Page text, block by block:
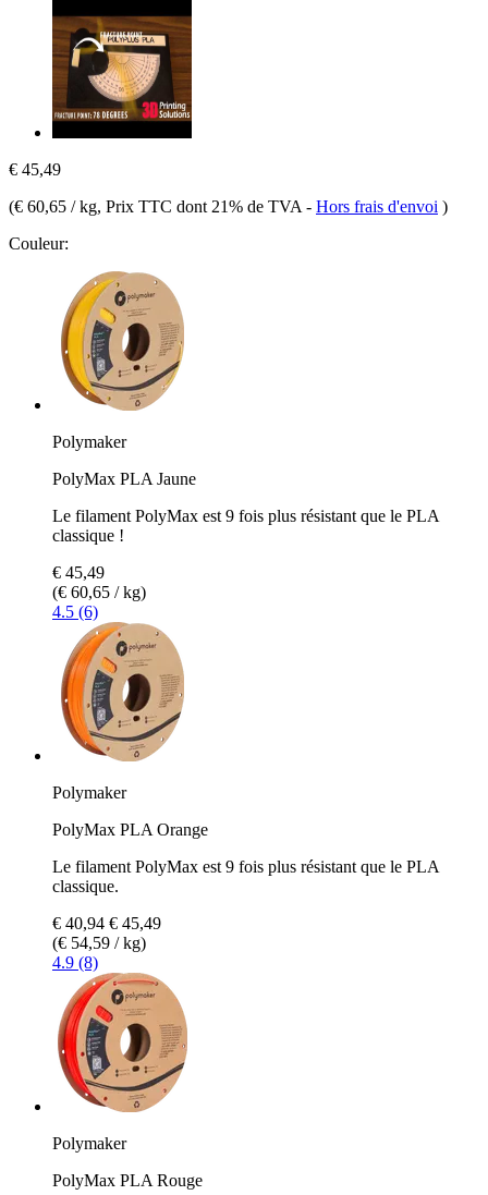
€ 45,49
(€ 60,65 / kg, Prix TTC dont 21% de TVA - Hors frais d'envoi )
Couleur:
Polymaker
PolyMax PLA Jaune
Le filament PolyMax est 9 fois plus résistant que le PLA
classique !
€ 45,49
(€ 60,65 / kg)
4.5 (6)
Polymaker
PolyMax PLA Orange
Le filament PolyMax est 9 fois plus résistant que le PLA
classique.
€ 40,94 € 45,49
(€ 54,59 / kg)
4.9 (8)
Polymaker
PolyMax PLA Rouge